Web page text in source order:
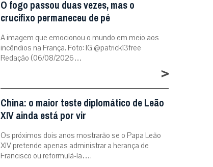
O fogo passou duas vezes, mas o
crucifixo permaneceu de pé
A imagem que emocionou o mundo em meio aos
incêndios na França. Foto: IG @patrick13free
Redação (06/08/2026…
>
China: o maior teste diplomático de Leão
XIV ainda está por vir
Os próximos dois anos mostrarão se o Papa Leão
XIV pretende apenas administrar a herança de
Francisco ou reformulá-la….